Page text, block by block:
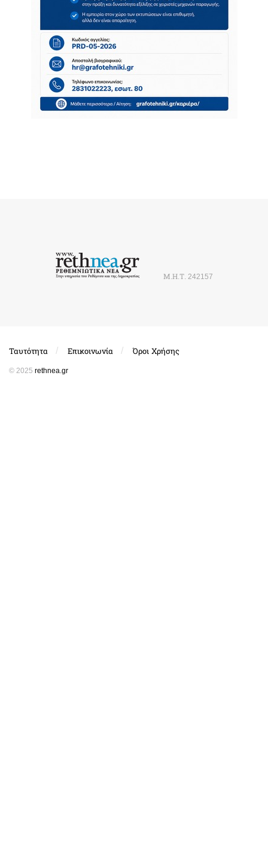
Μ.Η.Τ. 242157
Ταυτότητα Επικοινωνία Όροι Χρήσης
© 2025 rethnea.gr